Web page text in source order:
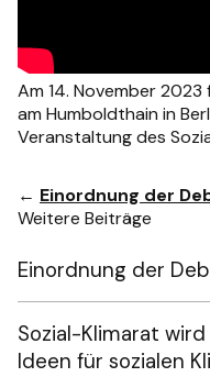
Am 14. November 2023
am Humboldthain in
Veranstaltung des
← Einordnung der
Weitere Beiträge
Einordnung der
Sozial-Klimarat
Ideen für sozialen